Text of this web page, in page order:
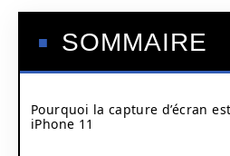
SOMMAIRE
Pourquoi la capture d’écran
iPhone 11